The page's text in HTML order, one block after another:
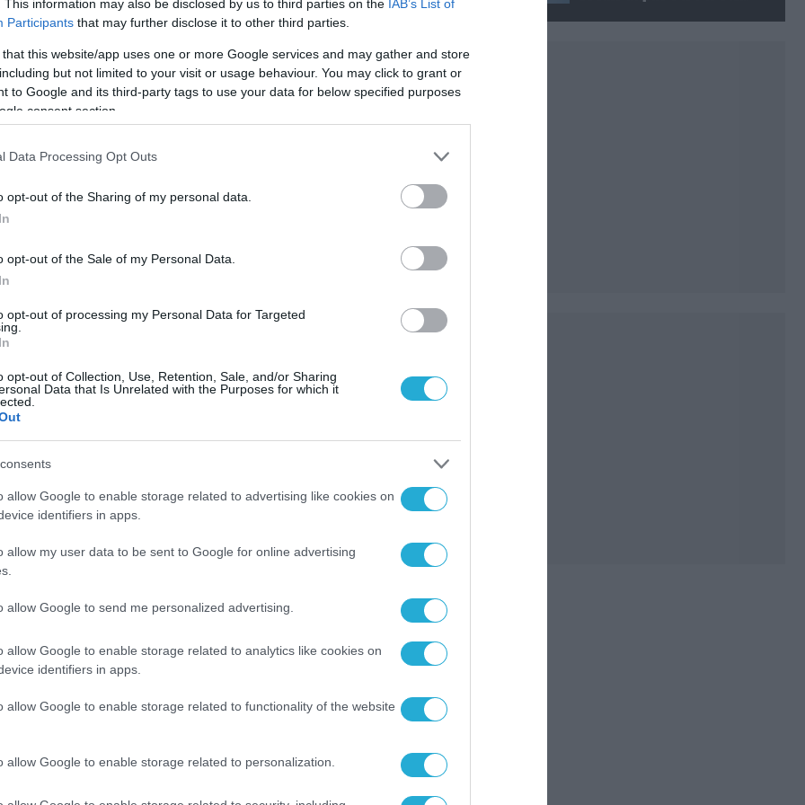
This information may also be disclosed by us to third parties on the IAB’s List of
Participants that may further disclose it to other third parties.
that this website/app uses one or more Google services and may gather and store
but not limited to your visit or usage behaviour. You may click to grant or
to Google and its third-party tags to use your data for below specified purposes
consent section.
Data Processing Opt Outs
opt-out of the Sharing of my personal data.
opt-out of the Sale of my Personal Data.
opt-out of processing my Personal Data for Targeted
opt-out of Collection, Use, Retention, Sale, and/or Sharing
Data that Is Unrelated with the Purposes for which it
allow Google to enable storage related to advertising like cookies on
identifiers in apps.
allow my user data to be sent to Google for online advertising
allow Google to send me personalized advertising.
allow Google to enable storage related to analytics like cookies on
identifiers in apps.
allow Google to enable storage related to functionality of the website
allow Google to enable storage related to personalization.
Μάχης
υπολογισμών, κέντρο δεδομένων,
λειτουργιών για τη διεξαγωγή όλων
σταθερών πάνελ ψηφιακό σύστημα
ή εχθρικών δυνάμεων